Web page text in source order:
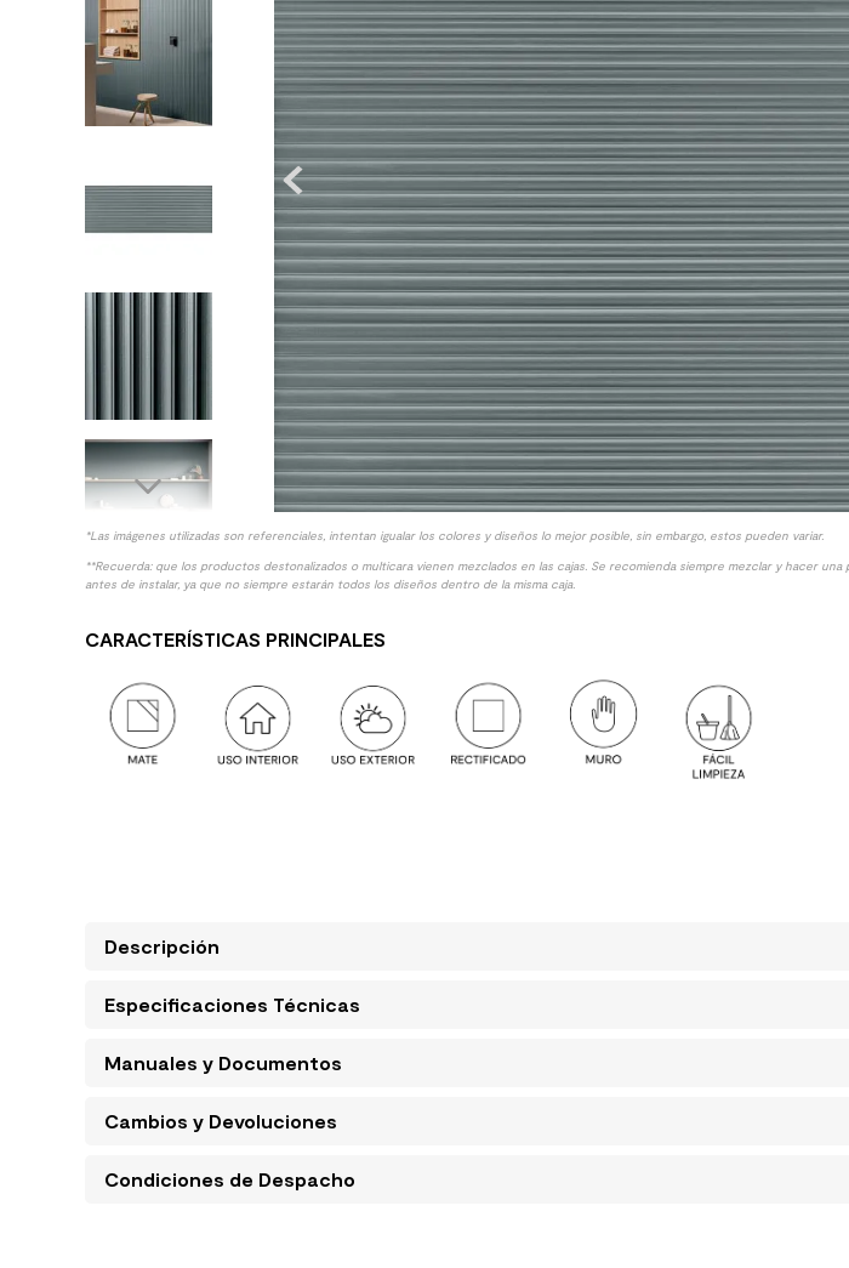
receptaculo
10 columna ducha
*Las imágenes utilizadas son referenciales, intentan igualar los colores y diseños lo mejor posible, sin embargo, estos pueden variar.
**Recuerda: que los productos destonalizados o multicara vienen mezclados en las cajas. Se recomienda siempre mezclar y hacer una
antes de instalar, ya que no siempre estarán todos los diseños dentro de la misma caja.
CARACTERÍSTICAS PRINCIPALES
Descripción
Especificaciones Técnicas
Manuales y Documentos
Cambios y Devoluciones
Condiciones de Despacho